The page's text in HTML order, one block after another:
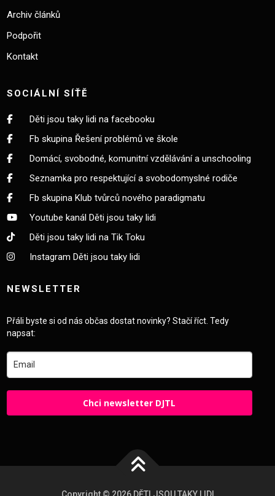
Archiv článků
Podpořit
Kontakt
SOCIÁLNÍ SÍŤĚ
Děti jsou taky lidi na facebooku
Fb skupina Řešení problémů ve škole
Domácí, svobodné, komunitní vzdělávání a unschooling
Seznamka pro respektující a svobodomyslné rodiče
Fb skupina Klub tvůrců nového paradigmatu
Youtube kanál Děti jsou taky lidi
Děti jsou taky lidi na Tik Toku
Instagram Děti jsou taky lidi
NEWSLETTER
Přáli byste si od nás občas dostat novinky? Stačí říct. Tedy
napsat:
Chci newsletter DJTL
Copyright © 2026 DĚTI JSOU TAKY LIDI